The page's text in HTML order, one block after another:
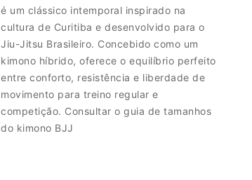
é um clássico intemporal inspirado na
cultura de Curitiba e desenvolvido para o
Jiu-Jitsu Brasileiro. Concebido como um
kimono híbrido, oferece o equilíbrio perfeito
entre conforto, resistência e liberdade de
movimento para treino regular e
competição. Consultar o guia de tamanhos
do kimono BJJ